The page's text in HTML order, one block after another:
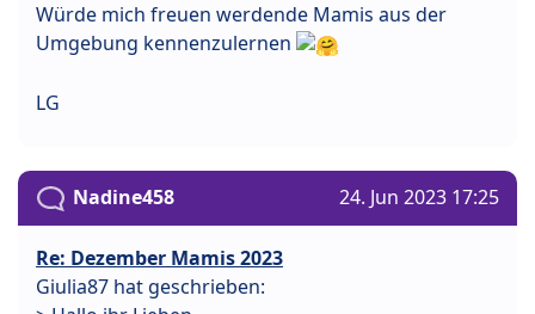
Würde mich freuen werdende Mamis aus der
Umgebung kennenzulernen
LG
Nadine458 24. Jun 2023 17:25
Re: Dezember Mamis 2023
Giulia87 hat geschrieben: